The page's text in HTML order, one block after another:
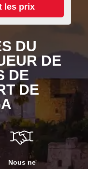
DU
DE
DE
DE
Nous ne